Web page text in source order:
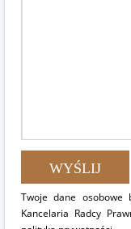
Twoje dane osobowe
Kancelaria Radcy